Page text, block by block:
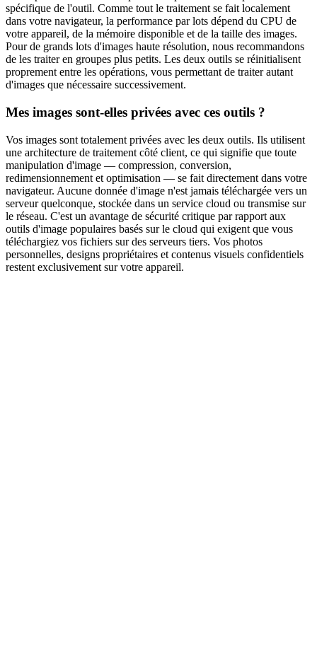
spécifique de l'outil. Comme tout le traitement se fait localement
dans votre navigateur, la performance par lots dépend du CPU de
votre appareil, de la mémoire disponible et de la taille des images.
Pour de grands lots d'images haute résolution, nous recommandons
de les traiter en groupes plus petits. Les deux outils se réinitialisent
proprement entre les opérations, vous permettant de traiter autant
d'images que nécessaire successivement.
Mes images sont-elles privées avec ces outils ?
Vos images sont totalement privées avec les deux outils. Ils utilisent
une architecture de traitement côté client, ce qui signifie que toute
manipulation d'image — compression, conversion,
redimensionnement et optimisation — se fait directement dans votre
navigateur. Aucune donnée d'image n'est jamais téléchargée vers un
serveur quelconque, stockée dans un service cloud ou transmise sur
le réseau. C'est un avantage de sécurité critique par rapport aux
outils d'image populaires basés sur le cloud qui exigent que vous
téléchargiez vos fichiers sur des serveurs tiers. Vos photos
personnelles, designs propriétaires et contenus visuels confidentiels
restent exclusivement sur votre appareil.